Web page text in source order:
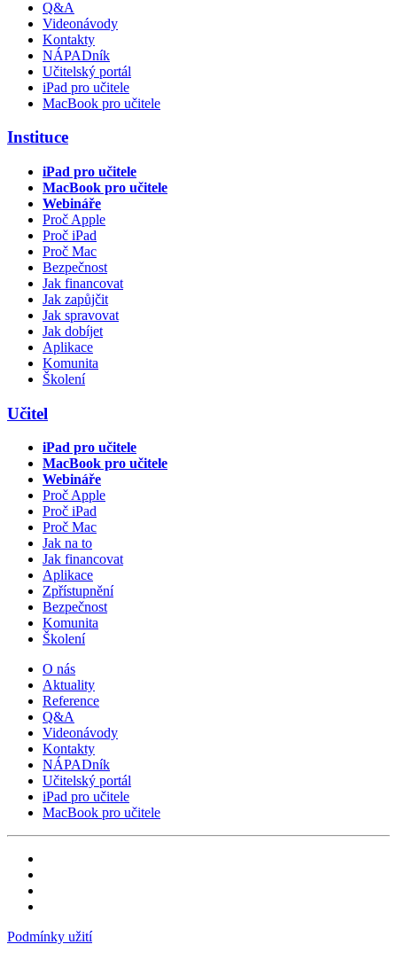
Q&A
Videonávody
Kontakty
NÁPADník
Učitelský portál
iPad pro učitele
MacBook pro učitele
Instituce
iPad pro učitele
MacBook pro učitele
Webináře
Proč Apple
Proč iPad
Proč Mac
Bezpečnost
Jak financovat
Jak zapůjčit
Jak spravovat
Jak dobíjet
Aplikace
Komunita
Školení
Učitel
iPad pro učitele
MacBook pro učitele
Webináře
Proč Apple
Proč iPad
Proč Mac
Jak na to
Jak financovat
Aplikace
Zpřístupnění
Bezpečnost
Komunita
Školení
O nás
Aktuality
Reference
Q&A
Videonávody
Kontakty
NÁPADník
Učitelský portál
iPad pro učitele
MacBook pro učitele
Podmínky užití